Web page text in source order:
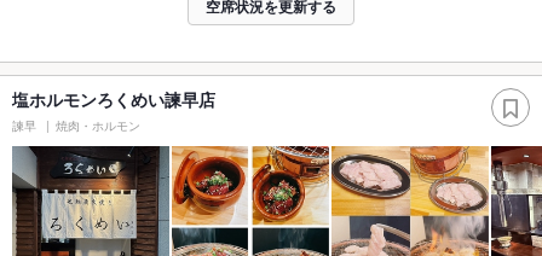
空席状況を更新する
塩ホルモンろくめい諫早店
諫早 焼肉・ホルモン